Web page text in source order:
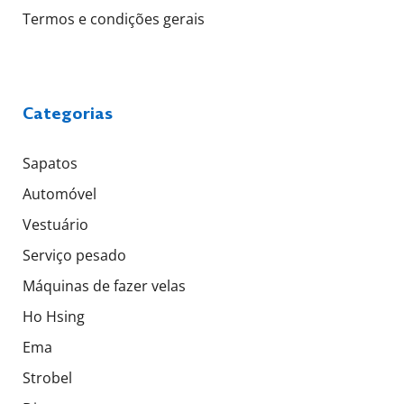
Termos e condições gerais
Categorias
Sapatos
Automóvel
Vestuário
Serviço pesado
Máquinas de fazer velas
Ho Hsing
Ema
Strobel